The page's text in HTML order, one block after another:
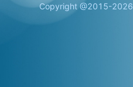
Copyright @2015-2026